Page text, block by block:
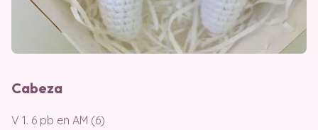
Cabeza
V 1. 6 pb en AM (6)